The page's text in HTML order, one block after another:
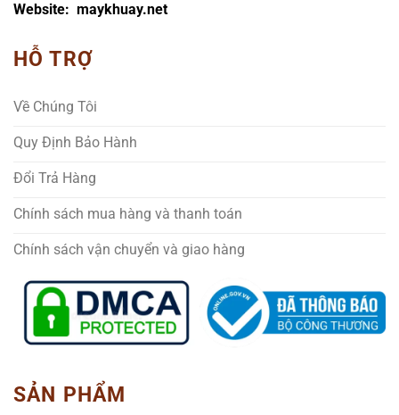
Website: maykhuay.net
HỖ TRỢ
Về Chúng Tôi
Quy Định Bảo Hành
Đổi Trả Hàng
Chính sách mua hàng và thanh toán
Chính sách vận chuyển và giao hàng
SẢN PHẨM